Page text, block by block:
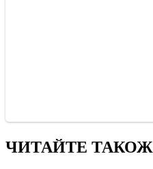
ЧИТАЙТЕ ТАКОЖ